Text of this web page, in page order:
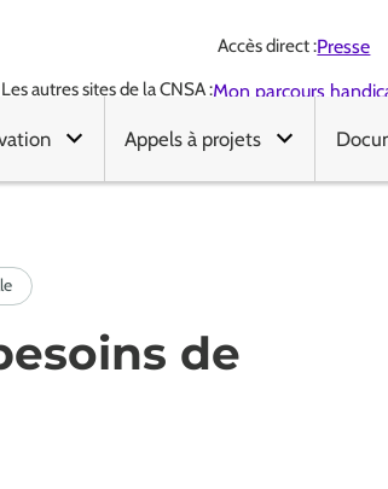
Accès direct :Presse
Les autres sites de la CNSA :Mon parcours
Appels à projets
de